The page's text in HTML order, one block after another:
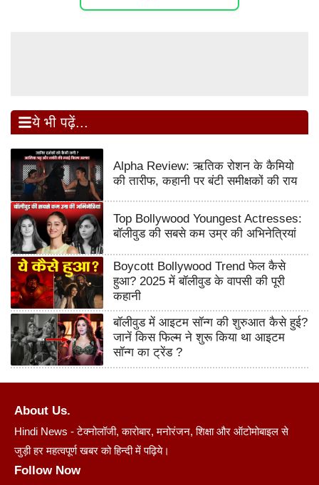
ये भी पढ़ें...
Alpha Review: ऋतिक रोशन के कैमियो
की तारीफ, कहानी पर बंटी समीक्षकों की राय
Top Bollywood Youngest Actresses:
बॉलीवुड की सबसे कम उम्र की अभिनेत्रियां
Boycott Bollywood Trend फेल कैसे
हुआ? 2025 में बॉलीवुड के वापसी की पूरी
कहानी
बॉलीवुड में आइटम सॉन्ग की शुरुआत कैसे हुई?
जानें किस फिल्म ने शुरू किया था आइटम
सॉन्ग का ट्रेंड ?
About Us.
Hindi News - टेक्नोलॉजी, कारोबार, मनोरंजन, शिक्षा और ऑटोमोबाइल से
जुड़ी हर महत्वपूर्ण खबर को हिन्दी में पढ़िये।
Follow Now